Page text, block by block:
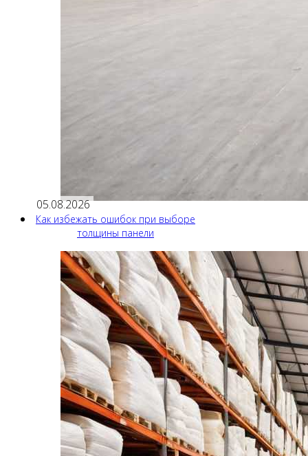
05.08.2026
Как избежать ошибок при выборе
толщины панели